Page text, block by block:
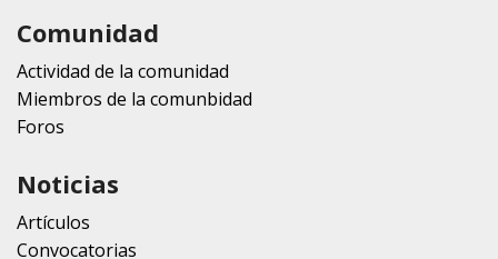
Comunidad
Actividad de la comunidad
Miembros de la comunbidad
Foros
Noticias
Artículos
Convocatorias